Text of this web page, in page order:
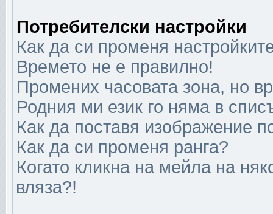
Потребителски настройки
Как да си променя
Времето не е правилно!
Промених часовата зона, но
Родния ми език го няма в
Как да поставя изображение
Как да си променя ранга?
Когато кликна на мейла на
вляза?!